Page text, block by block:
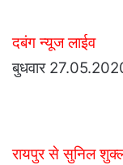
दबंग न्यूज लाईव
बुधवार
रायपुर से सुनिल